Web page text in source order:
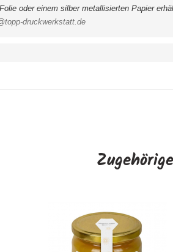
oder einem silber metallisierten Papier
druckwerkstatt.de